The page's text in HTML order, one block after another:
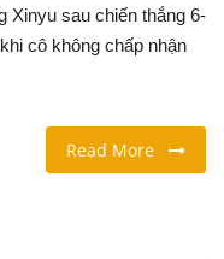
Xinyu sau chiến thắng 6-
cô không chấp nhận
Read More